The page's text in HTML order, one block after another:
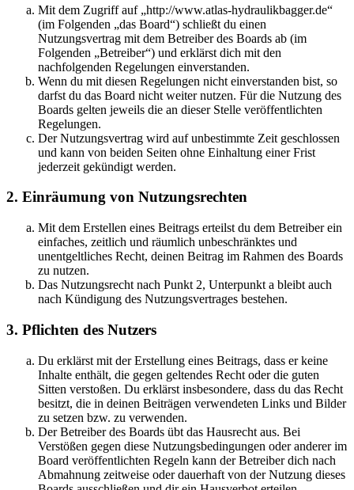
Mit dem Zugriff auf „http://www.atlas-hydraulikbagger.de“
(im Folgenden „das Board“) schließt du einen
Nutzungsvertrag mit dem Betreiber des Boards ab (im
Folgenden „Betreiber“) und erklärst dich mit den
nachfolgenden Regelungen einverstanden.
Wenn du mit diesen Regelungen nicht einverstanden bist, so
darfst du das Board nicht weiter nutzen. Für die Nutzung des
Boards gelten jeweils die an dieser Stelle veröffentlichten
Regelungen.
Der Nutzungsvertrag wird auf unbestimmte Zeit geschlossen
und kann von beiden Seiten ohne Einhaltung einer Frist
jederzeit gekündigt werden.
2. Einräumung von Nutzungsrechten
Mit dem Erstellen eines Beitrags erteilst du dem Betreiber ein
einfaches, zeitlich und räumlich unbeschränktes und
unentgeltliches Recht, deinen Beitrag im Rahmen des Boards
zu nutzen.
Das Nutzungsrecht nach Punkt 2, Unterpunkt a bleibt auch
nach Kündigung des Nutzungsvertrages bestehen.
3. Pflichten des Nutzers
Du erklärst mit der Erstellung eines Beitrags, dass er keine
Inhalte enthält, die gegen geltendes Recht oder die guten
Sitten verstoßen. Du erklärst insbesondere, dass du das Recht
besitzt, die in deinen Beiträgen verwendeten Links und Bilder
zu setzen bzw. zu verwenden.
Der Betreiber des Boards übt das Hausrecht aus. Bei
Verstößen gegen diese Nutzungsbedingungen oder anderer im
Board veröffentlichten Regeln kann der Betreiber dich nach
Abmahnung zeitweise oder dauerhaft von der Nutzung dieses